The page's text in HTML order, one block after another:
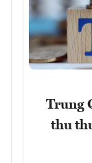
Trung
thu